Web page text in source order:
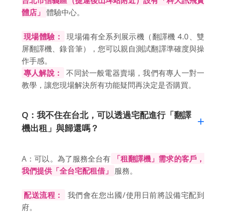
體店」 體驗中心。
現場體驗：
現場備有全系列展示機（翻譯機 4.0、雙
屏翻譯機、錄音筆），您可以親自測試翻譯準確度與操
作手感。
專人解說：
不同於一般電器賣場，我們有專人一對一
教學，讓您現場解決所有功能疑問再決定是否購買。
Q：我不住在台北，可以透過宅配進行「翻譯
機出租」與歸還嗎？
A：可以。為了服務全台有
「租翻譯機」需求的客戶，
我們提供「全台宅配租借」
服務。
配送流程：
我們會在您出國/使用日前將設備宅配到
府。